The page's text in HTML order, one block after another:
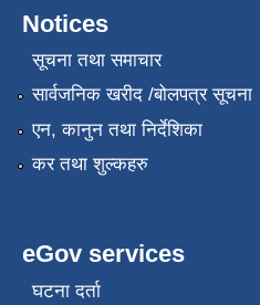
Notices
सूचना तथा समाचार
सार्वजनिक खरीद /बोलपत्र सूचना
एन, कानुन तथा निर्देशिका
कर तथा शुल्कहरु
eGov services
घटना दर्ता